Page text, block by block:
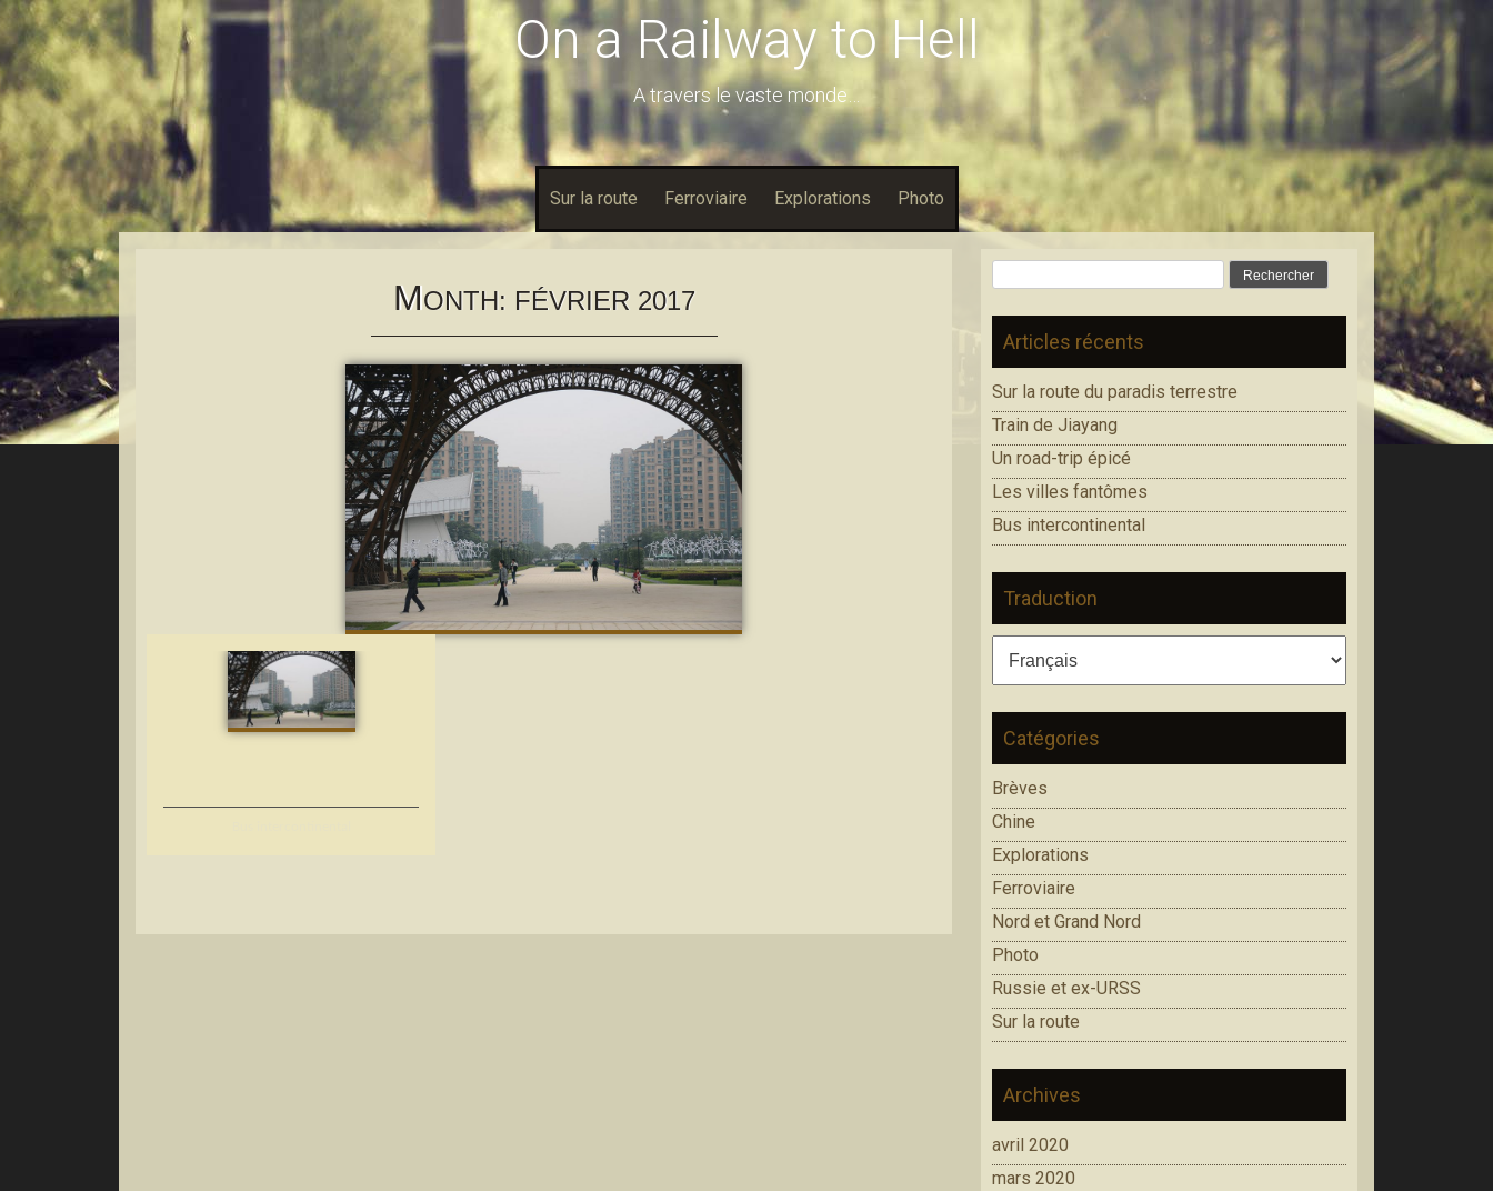
On a Railway to Hell
A travers le vaste monde…
Sur la route Ferroviaire Explorations Photo
MONTH: FÉVRIER 2017
Articles récents
Sur la route du paradis terrestre
Train de Jiayang
Un road-trip épicé
Les villes fantômes
Bus intercontinental
Traduction
Catégories
Brèves
Chine
Explorations
Ferroviaire
Nord et Grand Nord
Photo
Russie et ex-URSS
Sur la route
Archives
avril 2020
mars 2020